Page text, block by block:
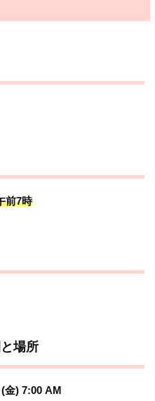
前7時
場所
金) 7:00 AM